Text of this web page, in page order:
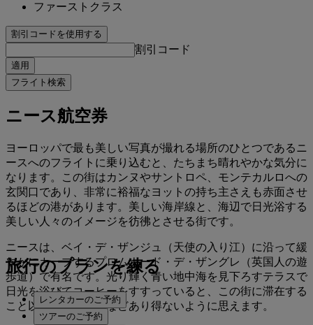
ファーストクラス
割引コードを使用する
割引コード
適用
フライト検索
ニース航空券
ヨーロッパで最も美しい写真が撮れる場所のひとつであるニ
ースへのフライトに乗り込むと、たちまち晴れやかな気分に
なります。この街はカンヌやサントロペ、モンテカルロへの
玄関口であり、非常に裕福なヨットの持ち主さえも赤面させ
るほどの港があります。美しい海岸線と、海辺で日光浴する
美しい人々のイメージを彷彿とさせる街です。
ニースは、ベイ・デ・ザンジュ（天使の入り江）に沿って緩
やかにカーブするプロムナード・デ・ザングレ（英国人の遊
歩道）で有名です。光り輝く青い地中海を見下ろすテラスで
日光を浴びてコーヒーをすすっていると、この街に滞在する
こと以上によい人生などあり得ないように思えます。
旅行のプランを練る
レンタカーのご予約
ツアーのご予約